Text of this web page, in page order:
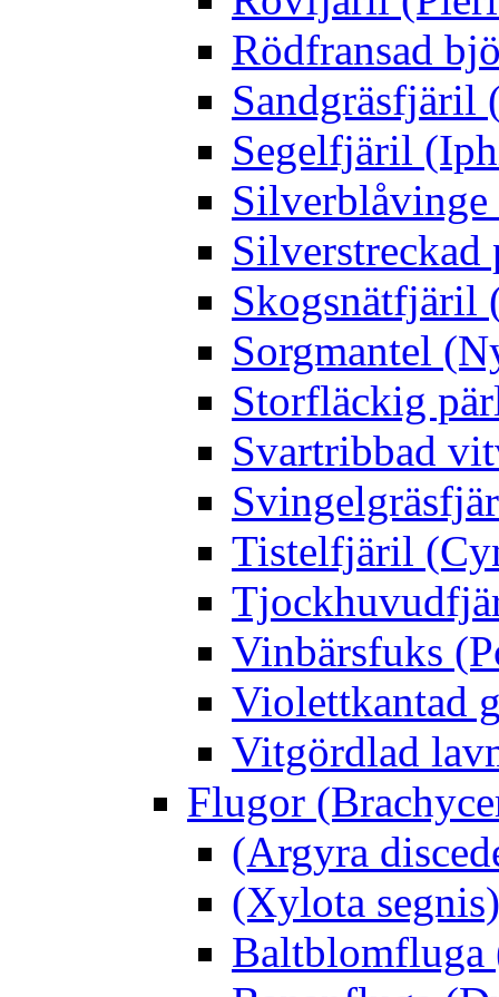
Rödfransad
Sandgräsfjäril
Segelfjäril
Silverblåvinge
Skogsnätfjäril
Sorgmantel
Storfläckig
Svartribbad
Tistelfjäril
Vinbärsfuks
Violettkantad
Vitgördlad
Flugor
(Argyra
(Xylota segnis)
Baltblomfluga